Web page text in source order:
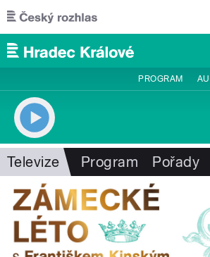
Přejít k hlavnímu obsahu
PROGRAM
Televize Program Pořady